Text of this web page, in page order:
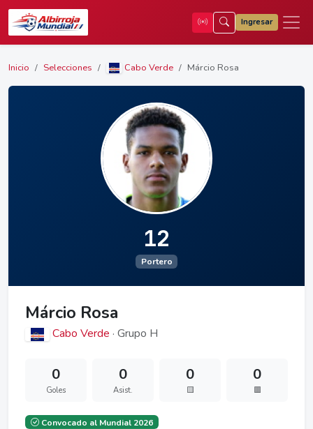
Ingresar
Inicio Selecciones Cabo Verde Márcio Rosa
12
Portero
Márcio Rosa
Cabo Verde · Grupo H
0
Goles
0
Asist.
0
🟨
0
🟥
Convocado al Mundial 2026